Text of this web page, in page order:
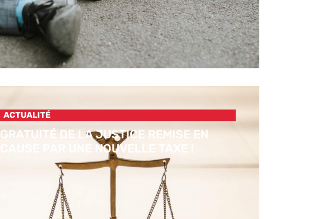
ACTUALITÉ
GRATUITÉ DE LA JUSTICE REMISE EN
CAUSE PAR UNE NOUVELLE TAXE !